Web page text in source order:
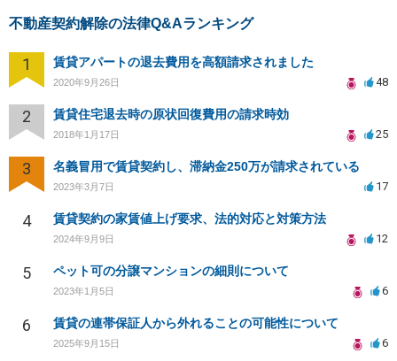
不動産契約解除の法律Q&Aランキング
1 賃貸アパートの退去費用を高額請求されました
2020年9月26日 48
2 賃貸住宅退去時の原状回復費用の請求時効
2018年1月17日 25
3 名義冒用で賃貸契約し、滞納金250万が請求されている
2023年3月7日 17
4 賃貸契約の家賃値上げ要求、法的対応と対策方法
2024年9月9日 12
5 ペット可の分譲マンションの細則について
2023年1月5日 6
6 賃貸の連帯保証人から外れることの可能性について
2025年9月15日 6